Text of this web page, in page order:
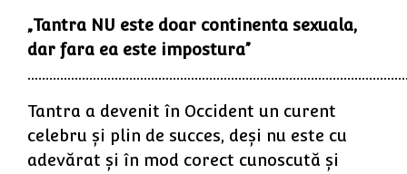
„Tantra NU este doar continenta sexuala,
dar fara ea este impostura”
Tantra a devenit în Occident un curent
celebru şi plin de succes, deşi nu este cu
adevărat şi în mod corect cunoscută şi